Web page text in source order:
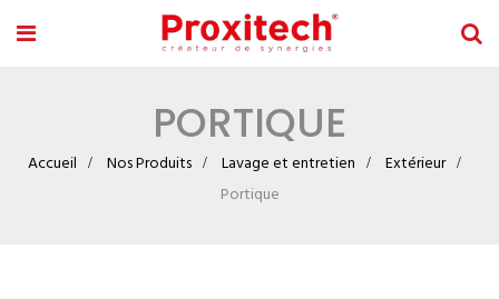
PORTIQUE
Accueil Nos Produits Lavage et entretien
Extérieur
Portique